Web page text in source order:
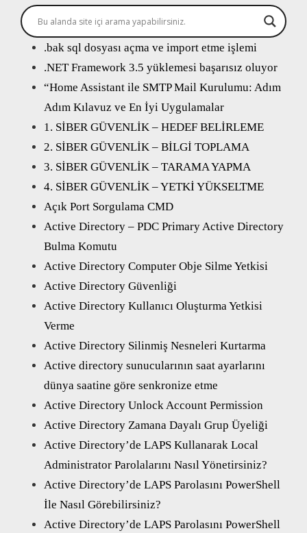
.bak sql dosyası açma ve import etme işlemi
.NET Framework 3.5 yüklemesi başarısız oluyor
“Home Assistant ile SMTP Mail Kurulumu: Adım
Adım Kılavuz ve En İyi Uygulamalar
1. SİBER GÜVENLİK – HEDEF BELİRLEME
2. SİBER GÜVENLİK – BİLGİ TOPLAMA
3. SİBER GÜVENLİK – TARAMA YAPMA
4. SİBER GÜVENLİK – YETKİ YÜKSELTME
Açık Port Sorgulama CMD
Active Directory – PDC Primary Active Directory
Bulma Komutu
Active Directory Computer Obje Silme Yetkisi
Active Directory Güvenliği
Active Directory Kullanıcı Oluşturma Yetkisi
Verme
Active Directory Silinmiş Nesneleri Kurtarma
Active directory sunucularının saat ayarlarını
dünya saatine göre senkronize etme
Active Directory Unlock Account Permission
Active Directory Zamana Dayalı Grup Üyeliği
Active Directory’de LAPS Kullanarak Local
Administrator Parolalarını Nasıl Yönetirsiniz?
Active Directory’de LAPS Parolasını PowerShell
İle Nasıl Görebilirsiniz?
Active Directory’de LAPS Parolasını PowerShell